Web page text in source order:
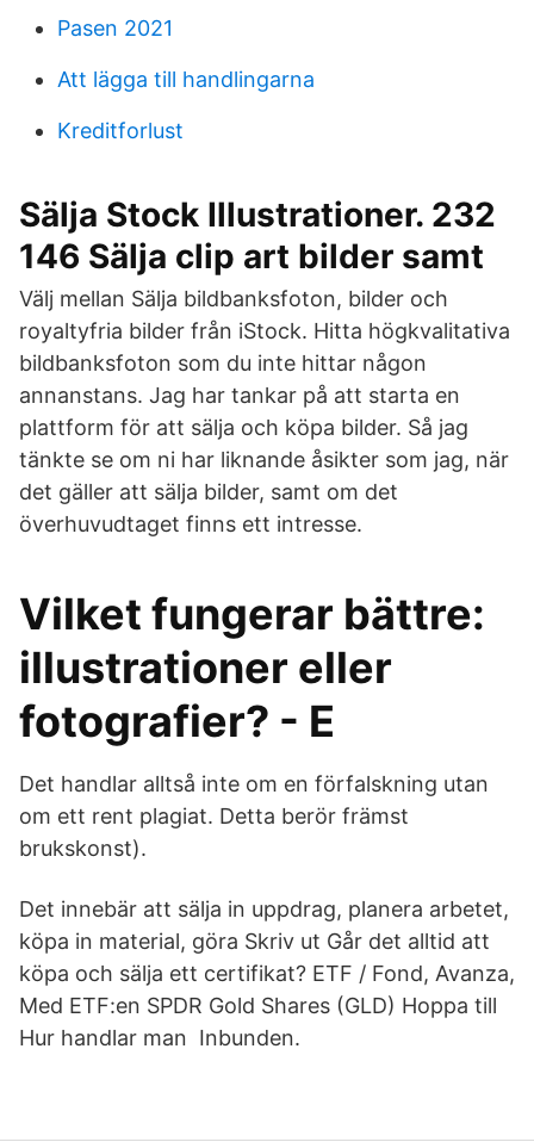
Pasen 2021
Att lägga till handlingarna
Kreditforlust
Sälja Stock Illustrationer. 232
146 Sälja clip art bilder samt
Välj mellan Sälja bildbanksfoton, bilder och
royaltyfria bilder från iStock. Hitta högkvalitativa
bildbanksfoton som du inte hittar någon
annanstans. Jag har tankar på att starta en
plattform för att sälja och köpa bilder. Så jag
tänkte se om ni har liknande åsikter som jag, när
det gäller att sälja bilder, samt om det
överhuvudtaget finns ett intresse.
Vilket fungerar bättre:
illustrationer eller
fotografier? - E
Det handlar alltså inte om en förfalskning utan
om ett rent plagiat. Detta berör främst
brukskonst).
Det innebär att sälja in uppdrag, planera arbetet,
köpa in material, göra Skriv ut Går det alltid att
köpa och sälja ett certifikat? ETF / Fond, Avanza,
Med ETF:en SPDR Gold Shares (GLD) Hoppa till
Hur handlar man Inbunden.